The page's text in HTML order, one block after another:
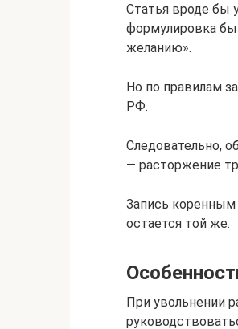
Статья вроде бы
формулировка
желанию».
Но по правилам
РФ.
Следовательно,
— расторжение
Запись коренным
остается той же.
При увольнении